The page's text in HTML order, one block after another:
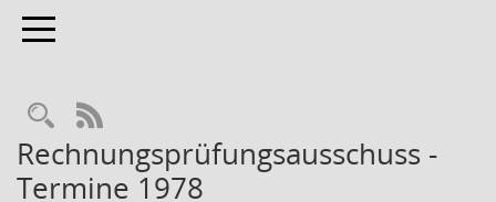
Toggle navigation
Rechercheauswahl
RSS-Feed
Rechnungsprüfungsausschuss -
Termine 1978